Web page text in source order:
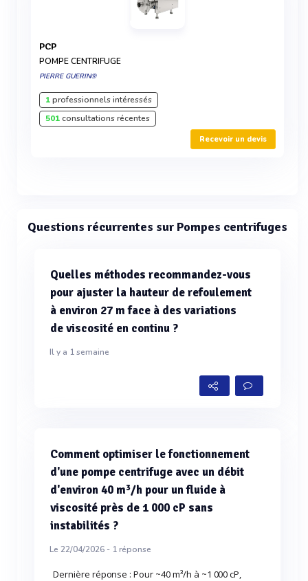
PCP
POMPE CENTRIFUGE
PIERRE GUERIN®
1professionnels intéressés
501consultations récentes
Recevoir un devis
Questions récurrentes sur Pompes centrifuges
Quelles méthodes recommandez-vous
pour ajuster la hauteur de refoulement
à environ 27 m face à des variations
de viscosité en continu ?
Il y a 1 semaine
Comment optimiser le fonctionnement
d'une pompe centrifuge avec un débit
d'environ 40 m³/h pour un fluide à
viscosité près de 1 000 cP sans
instabilités ?
Le 22/04/2026 - 1réponse
Dernière réponse : Pour ~40 m³/h à ~1 000 cP,